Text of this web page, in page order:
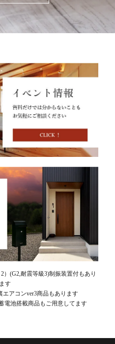
(G2,耐震等級3)制振装置付もあり
ます
アコンver3商品もあります
池搭載商品もご用意してます